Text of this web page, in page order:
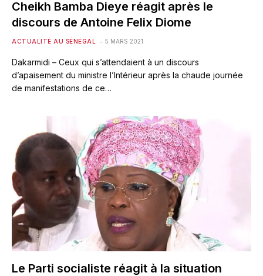
Cheikh Bamba Dieye réagit après le
discours de Antoine Felix Diome
ACTUALITÉ AU SÉNÉGAL 5 MARS 2021
Dakarmidi – Ceux qui s’attendaient à un discours
d’apaisement du ministre l’Intérieur après la chaude journée
de manifestations de ce…
Le Parti socialiste réagit à la situation